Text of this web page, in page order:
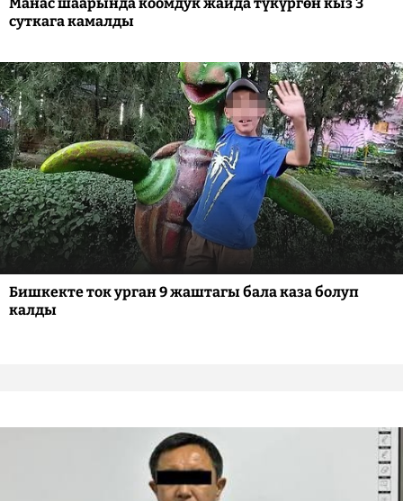
суткага камалды
Бишкекте ток урган 9 жаштагы бала каза болуп
калды